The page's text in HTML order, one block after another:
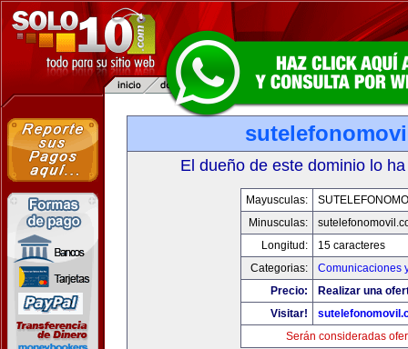
El dueño de este dominio lo
Mayusculas:
Minusculas:
Longitud:
15 caracteres
Categorias:
Comunicaciones
Precio:
Realizar una
Visitar!
Serán consideradas